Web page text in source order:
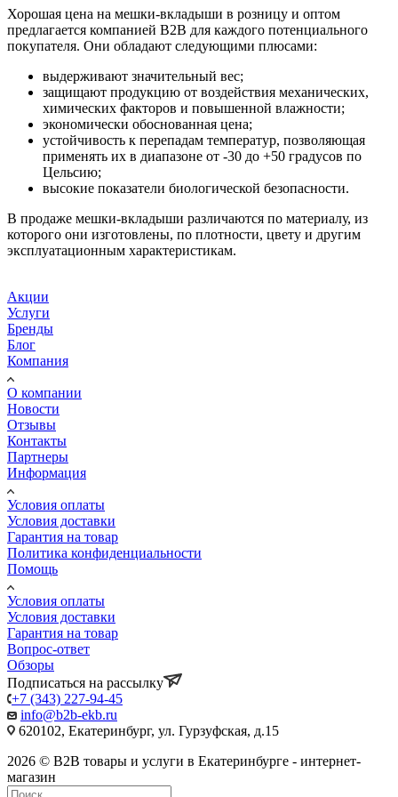
Хорошая цена на мешки-вкладыши в розницу и оптом
предлагается компанией B2B для каждого потенциального
покупателя. Они обладают следующими плюсами:
выдерживают значительный вес;
защищают продукцию от воздействия механических,
химических факторов и повышенной влажности;
экономически обоснованная цена;
устойчивость к перепадам температур, позволяющая
применять их в диапазоне от -30 до +50 градусов по
Цельсию;
высокие показатели биологической безопасности.
В продаже мешки-вкладыши различаются по материалу, из
которого они изготовлены, по плотности, цвету и другим
эксплуатационным характеристикам.
Акции
Услуги
Бренды
Блог
Компания
О компании
Новости
Отзывы
Контакты
Партнеры
Информация
Условия оплаты
Условия доставки
Гарантия на товар
Политика конфиденциальности
Помощь
Условия оплаты
Условия доставки
Гарантия на товар
Вопрос-ответ
Обзоры
Подписаться на рассылку
+7 (343) 227-94-45
info@b2b-ekb.ru
620102, Екатеринбург, ул. Гурзуфская, д.15
2026 © B2B товары и услуги в Екатеринбурге - интернет-
магазин